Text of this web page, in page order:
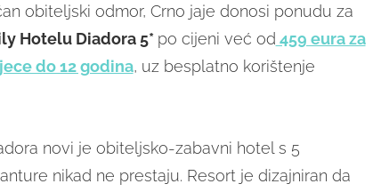
obiteljski odmor, Crno jaje donosi ponudu za
Hotelu Diadora 5* po cijeni već od 459 eura za
do 12 godina, uz besplatno korištenje
novi je obiteljsko-zabavni hotel s 5
nikad ne prestaju. Resort je dizajniran da